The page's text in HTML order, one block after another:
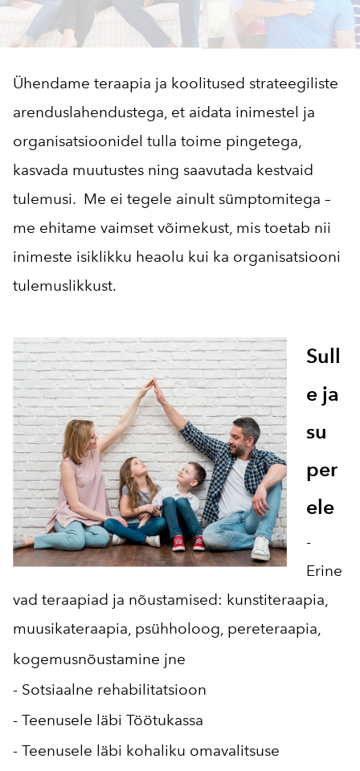
Ühendame teraapia ja koolitused strateegiliste
arenduslahendustega, et aidata inimestel ja
organisatsioonidel tulla toime pingetega,
kasvada muutustes ning saavutada kestvaid
tulemusi. Me ei tegele ainult sümptomitega –
me ehitame vaimset võimekust, mis toetab nii
inimeste isiklikku heaolu kui ka organisatsiooni
tulemuslikkust.
Sull
e ja
su
per
ele
-
Erine
vad teraapiad ja nõustamised: kunstiteraapia,
muusikateraapia, psühholoog, pereteraapia,
kogemusnõustamine jne
- Sotsiaalne rehabilitatsioon
- Teenusele läbi Töötukassa
- Teenusele läbi kohaliku omavalitsuse